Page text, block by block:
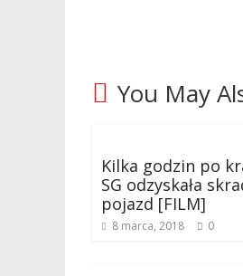
You May
Kilka godzin po
SG odzyskała
pojazd [FILM]
8 marca, 2018 0